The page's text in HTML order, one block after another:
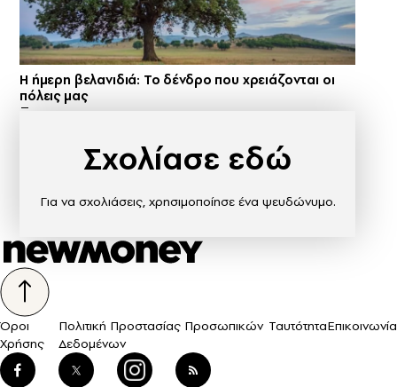
Η ήμερη βελανιδιά: Το δένδρο που χρειάζονται οι
πόλεις μας
Σχολίασε εδώ
Για να σχολιάσεις, χρησιμοποίησε ένα ψευδώνυμο.
Όροι
Χρήσης
Πολιτική Προστασίας Προσωπικών
Δεδομένων
ΤαυτότηταΕπικοινωνία